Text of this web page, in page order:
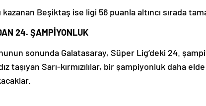
kazanan Beşiktaş ise ligi 56 puanla altıncı sırada
24. ŞAMPİYONLUK
sonunda Galatasaray, Süper Lig’deki 24.
taşıyan Sarı-kırmızılılar, bir şampiyonluk daha